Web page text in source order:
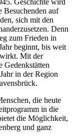
Besuchenden auf
sich mit den
Denn
zum Frieden in
beginnt, bis weit
Mit der
Gedenkstätten
in der Region
die heute
in die
die Möglichkeit,
und ganz